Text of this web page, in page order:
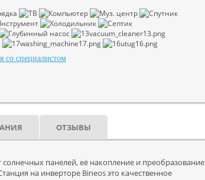
со специалистом
ОТЗЫВЫ
солнечных панелей, её накопление и преобразование
на инверторе Bineos это качественное